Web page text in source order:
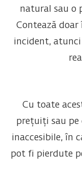
natural sau o
Contează
incident,
Cu toate
prețuiți sau pe
inaccesibile, în
pot fi pierdute